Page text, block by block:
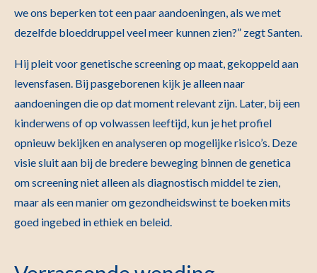
we ons beperken tot een paar aandoeningen, als we met
dezelfde bloeddruppel veel meer kunnen zien?” zegt Santen.
Hij pleit voor genetische screening op maat, gekoppeld aan
levensfasen. Bij pasgeborenen kijk je alleen naar
aandoeningen die op dat moment relevant zijn. Later, bij een
kinderwens of op volwassen leeftijd, kun je het profiel
opnieuw bekijken en analyseren op mogelijke risico’s. Deze
visie sluit aan bij de bredere beweging binnen de genetica
om screening niet alleen als diagnostisch middel te zien,
maar als een manier om gezondheidswinst te boeken mits
goed ingebed in ethiek en beleid.